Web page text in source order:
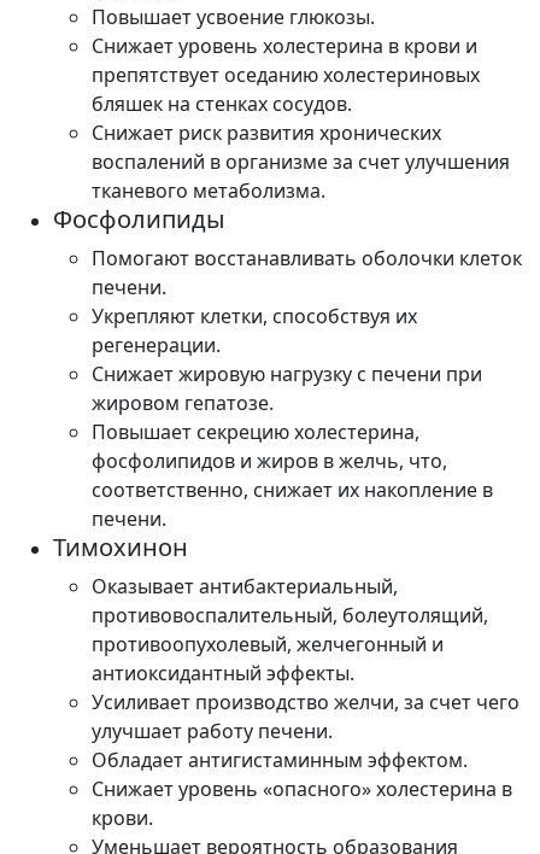
Повышает усвоение глюкозы.
Снижает уровень холестерина в крови и
препятствует оседанию холестериновых
бляшек на стенках сосудов.
Снижает риск развития хронических
воспалений в организме за счет улучшения
тканевого метаболизма.
Фосфолипиды
Помогают восстанавливать оболочки клеток
печени.
Укрепляют клетки, способствуя их
регенерации.
Снижает жировую нагрузку с печени при
жировом гепатозе.
Повышает секрецию холестерина,
фосфолипидов и жиров в желчь, что,
соответственно, снижает их накопление в
печени.
Тимохинон
Оказывает антибактериальный,
противовоспалительный, болеутолящий,
противоопухолевый, желчегонный и
антиоксидантный эффекты.
Усиливает производство желчи, за счет чего
улучшает работу печени.
Обладает антигистаминным эффектом.
Снижает уровень «опасного» холестерина в
крови.
Уменьшает вероятность образования